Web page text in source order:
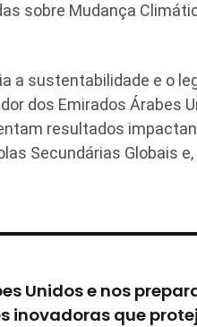
sobre Mudança
a sustentabilidade e o
dos Emirados Árabes
resultados
Secundárias Globais
Unidos e nos
inovadoras que